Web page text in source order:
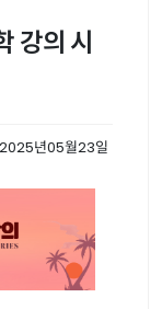
강의 시
2025년05월23일